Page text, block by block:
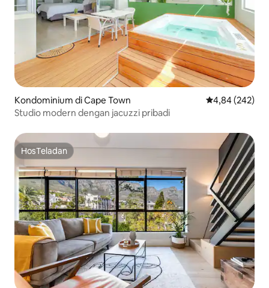
Kondominium di Cape Town Nilai rata-rata
4,84 (242)
Studio modern dengan jacuzzi pribadi
HosTeladan
HosTeladan